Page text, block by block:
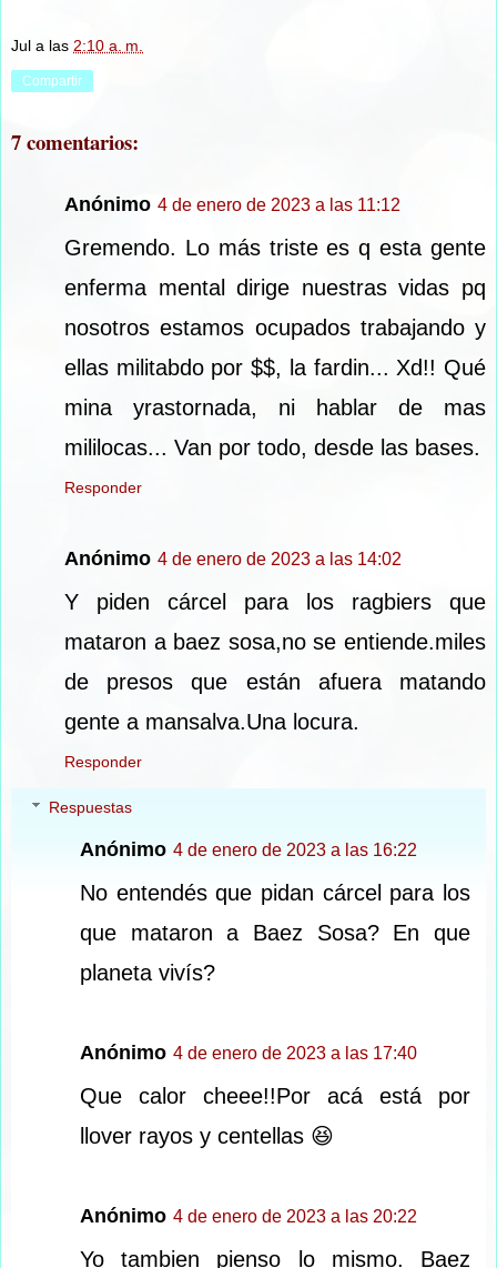
Jul a las 2:10 a. m.
Compartir
7 comentarios:
Anónimo 4 de enero de 2023 a las 11:12
Gremendo. Lo más triste es q esta gente
enferma mental dirige nuestras vidas pq
nosotros estamos ocupados trabajando y
ellas militabdo por $$, la fardin... Xd!! Qué
mina yrastornada, ni hablar de mas
mililocas... Van por todo, desde las bases.
Responder
Anónimo 4 de enero de 2023 a las 14:02
Y piden cárcel para los ragbiers que
mataron a baez sosa,no se entiende.miles
de presos que están afuera matando
gente a mansalva.Una locura.
Responder
Respuestas
Anónimo 4 de enero de 2023 a las 16:22
No entendés que pidan cárcel para los
que mataron a Baez Sosa? En que
planeta vivís?
Anónimo 4 de enero de 2023 a las 17:40
Que calor cheee!!Por acá está por
llover rayos y centellas 😆
Anónimo 4 de enero de 2023 a las 20:22
Yo tambien pienso lo mismo. Baez